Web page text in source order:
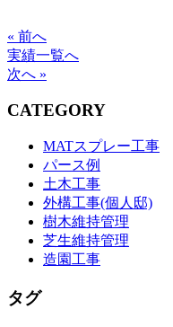
« 前へ
実績一覧へ
次へ »
CATEGORY
MATスプレー工事
パース例
土木工事
外構工事(個人邸)
樹木維持管理
芝生維持管理
造園工事
タグ